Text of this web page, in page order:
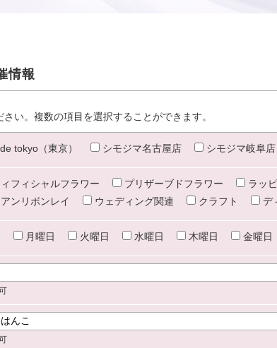
情報
い。複数の項目を選択することができます。
tokyo（東京） シモジマ名古屋店 シモジマ岐阜店
フィシャルフラワー プリザーブドフラワー ラッ
ンリボンレイ
ウェディング関連 クラフト デ
月曜日 火曜日 水曜日 木曜日 金曜日